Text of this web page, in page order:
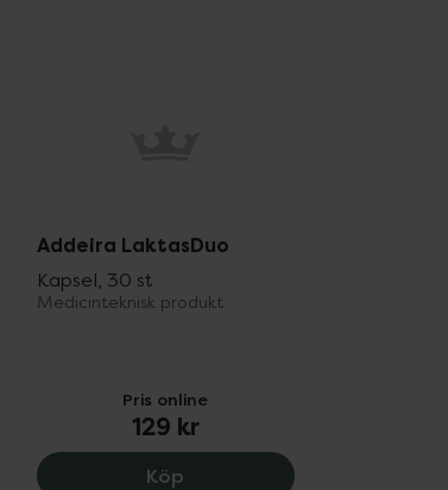
kr.
Addeira LaktasDuo
Kapsel, 30 st
Medicinteknisk produkt
Pris online
129 kr
Köp Addeira LaktasDuo, 129 kr.